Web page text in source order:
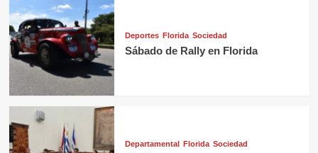
Deportes Florida Sociedad
Sábado de Rally en Florida
Departamental Florida Sociedad